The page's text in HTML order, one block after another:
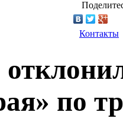
Контакты
по